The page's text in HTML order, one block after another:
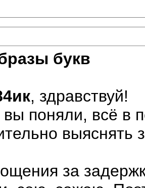
букв
, здравствуй!
вы поняли, всё в
выяснять
за